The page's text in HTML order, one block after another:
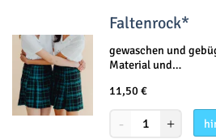
Faltenrock*
gewaschen und
Material und…
11,50 €